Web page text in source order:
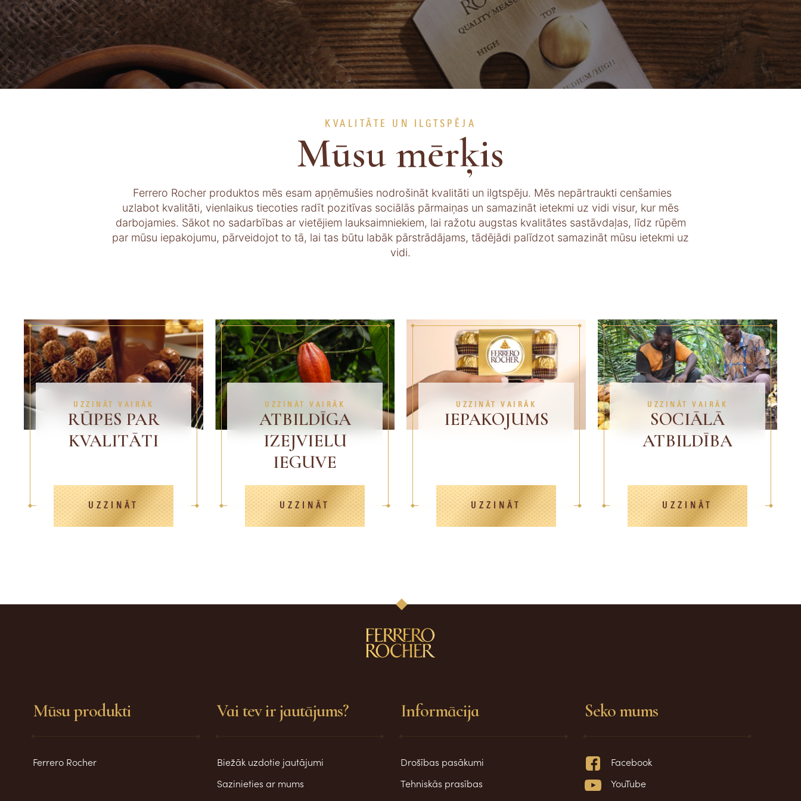
KVALITĀTE UN ILGTSPĒJA
Mūsu mērķis
Ferrero Rocher produktos mēs esam apņēmušies nodrošināt kvalitāti un ilgtspēju. Mēs nepārtraukti cenšamies
uzlabot kvalitāti, vienlaikus tiecoties radīt pozitīvas sociālās pārmaiņas un samazināt ietekmi uz vidi visur, kur mēs
darbojamies. Sākot no sadarbības ar vietējiem lauksaimniekiem, lai ražotu augstas kvalitātes sastāvdaļas, līdz rūpēm
par mūsu iepakojumu, pārveidojot to tā, lai tas būtu labāk pārstrādājams, tādējādi palīdzot samazināt mūsu ietekmi uz
vidi.
UZZINĀT VAIRĀK
RŪPES PAR
KVALITĀTI
UZZINĀT
UZZINĀT VAIRĀK
ATBILDĪGA
IZEJVIELU
IEGUVE
UZZINĀT
UZZINĀT VAIRĀK
IEPAKOJUMS
UZZINĀT
UZZINĀT VAIRĀK
SOCIĀLĀ
ATBILDĪBA
UZZINĀT
Mūsu produkti
Ferrero Rocher
Vai tev ir jautājums?
Biežāk uzdotie jautājumi
Sazinieties ar mums
Informācija
Drošības pasākumi
Tehniskās prasības
Seko mums
Facebook
YouTube